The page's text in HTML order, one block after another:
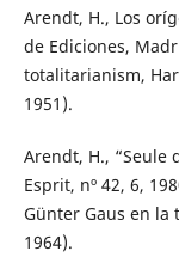
Arendt, H., Los
de Ediciones,
totalitarianism,
1951).
Arendt, H., “Seule
Esprit, nº 42, 6,
Günter Gaus en la
1964).